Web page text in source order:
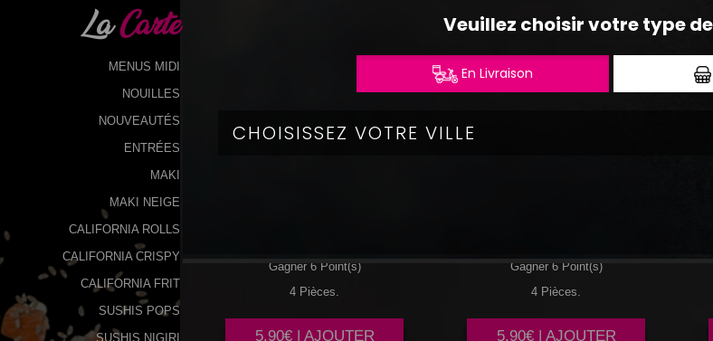
LaCarte
MENUS MIDI
NOUILLES
NOUVEAUTÉS
ENTRÉES
MAKI
MAKI NEIGE
CALIFORNIA ROLLS
CALIFORNIA CRISPY
CALIFORNIA FRIT
SUSHIS POPS
SUSHIS NIGIRI
Gagner 6 Point(s)
4 Pièces.
5.90€ | AJOUTER
Gagner 6 Point(s)
4 Pièces.
5.90€ | AJOUTER